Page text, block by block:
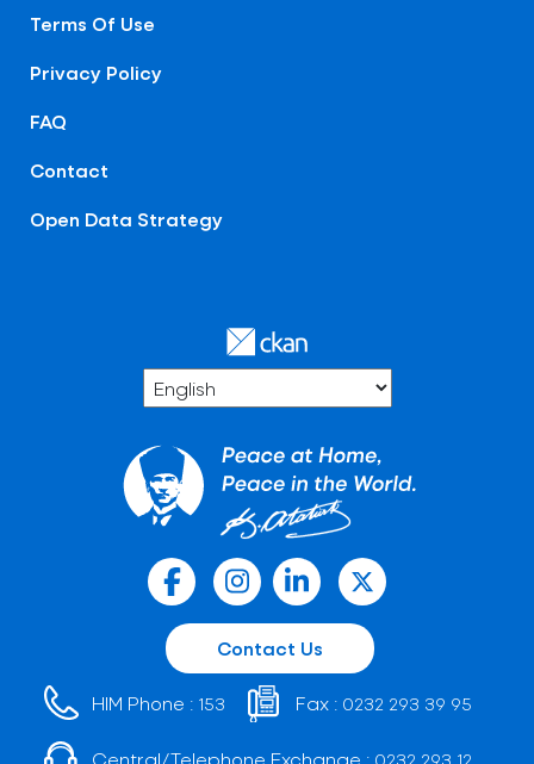
Terms Of Use
Privacy Policy
FAQ
Contact
Open Data Strategy
Contact Us
HIM Phone : 153 Fax : 0232 293 39 95
Central/Telephone Exchange :